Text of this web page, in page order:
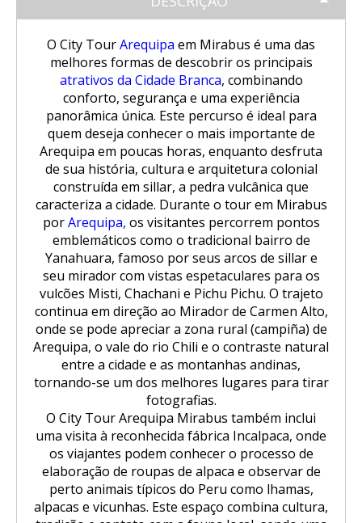
Aventura Inca
Nascer do sol em Cusco visto de um
balão de ar quente.
Excursão ao Vulcão Chachani (2
dias/1 noite): Aventura em Alta
Montanha
Excursão ao Cânion do Colca com
Conexão Taquile 3D/2N
Excursão Puno – Copacabana – Ilha
Excursão Sillustani Chullpas saindo
de Puno
Passeio pela Ilha dos Uros,
Amantaní e Taquile
Tour Salar de Uyuni de Bicicleta
Tour Salar de Uyuni 2 Dias / 1 Noite
Tour Salar de Uyuni 2 Dias / 1 Noite
Tour Salar de Uyuni 3 Dias / 2
Noites
Natureza, cultura viva
Trilha Salkantay 4D | Rota Ancestral
para Machu Picchu
Trilha Salkantay 3D | Alta
montanha e selva – Machu Picchu
Huchuy Qosqo Trek 3D/2N | Machu
Picchu
Tour Machu Picchu, Montanha das
Cores e Lagoa Humantay 3 dias
Trilha Salkantay 5D Machu Picchu |
Natureza, cultura viva
Trilha Salkantay 4D | Rota Ancestral
para Machu Picchu
Trilha Salkantay 2D | Caminhada na
montanha
Trilha Salkantay 3D | Alta
montanha e selva – Machu Picchu
PACOTES TURÍSTICOS
Excursão de 1 dia a Machu Picchu /
Saindo de Cusco
BLOG
CONTACTANOS
O City TourArequipa em Mirabus é uma das
melhores formas de descobrir os principais
atrativos da Cidade Branca, combinando
conforto, segurança e uma experiência
panorâmica única. Este percurso é ideal para
quem deseja conhecer o mais importante de
Arequipa em poucas horas, enquanto desfruta
de sua história, cultura e arquitetura colonial
construída em sillar, a pedra vulcânica que
caracteriza a cidade. Durante o tour em Mirabus
porArequipa, os visitantes percorrem pontos
emblemáticos como o tradicional bairro de
Yanahuara, famoso por seus arcos de sillar e
seu mirador com vistas espetaculares para os
vulcões Misti, Chachani e Pichu Pichu. O trajeto
continua em direção ao Mirador de Carmen Alto,
onde se pode apreciar a zona rural (campiña) de
Arequipa, o vale do rio Chili e o contraste natural
entre a cidade e as montanhas andinas,
tornando-se um dos melhores lugares para tirar
fotografias.
O City Tour Arequipa Mirabus também inclui
uma visita à reconhecida fábrica Incalpaca, onde
os viajantes podem conhecer o processo de
elaboração de roupas de alpaca e observar de
perto animais típicos do Peru como lhamas,
alpacas e vicunhas. Este espaço combina cultura,